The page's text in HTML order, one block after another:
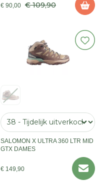
€ 90,00 € 109,90
SALOMON X ULTRA 360 LTR MID
GTX DAMES
€ 149,90